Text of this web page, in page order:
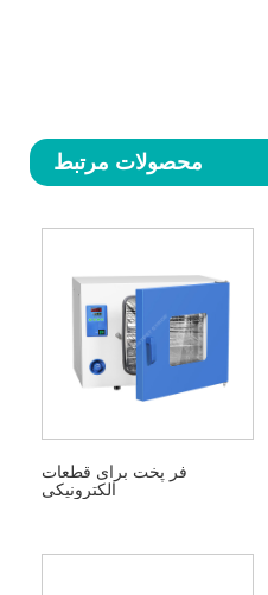
محصولات مرتبط
فر پخت برای قطعات
الکترونیکی